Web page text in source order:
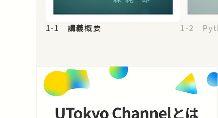
1-1 講義概要 1-2